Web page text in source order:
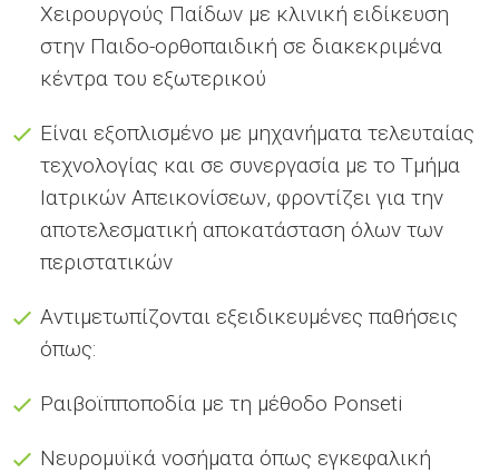
Χειρουργούς Παίδων με κλινική ειδίκευση
στην Παιδο-ορθοπαιδική σε διακεκριμένα
κέντρα του εξωτερικού
Είναι εξοπλισμένο με μηχανήματα τελευταίας
τεχνολογίας και σε συνεργασία με το Τμήμα
Ιατρικών Απεικονίσεων, φροντίζει για την
αποτελεσματική αποκατάσταση όλων των
περιστατικών
Αντιμετωπίζονται εξειδικευμένες παθήσεις
όπως:
Ραιβοϊπποποδία με τη μέθοδο Ponseti
Νευρομυϊκά νοσήματα όπως εγκεφαλική